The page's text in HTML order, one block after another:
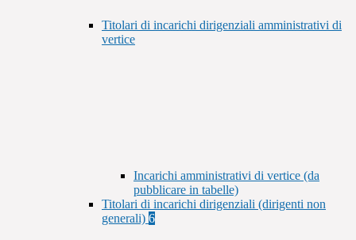
Titolari di incarichi dirigenziali amministrativi di
vertice
Incarichi amministrativi di vertice (da
pubblicare in tabelle)
Titolari di incarichi dirigenziali (dirigenti non
generali) 6